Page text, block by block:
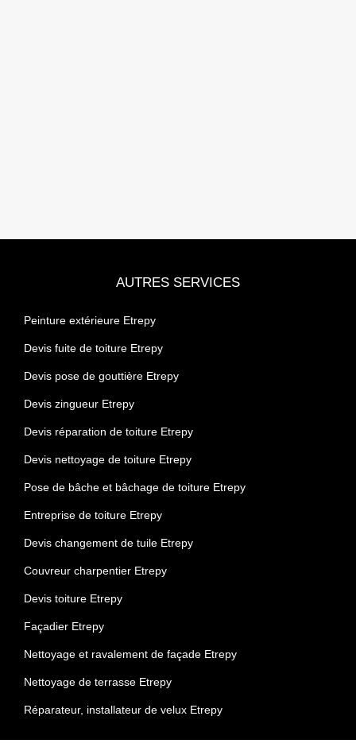
AUTRES SERVICES
Peinture extérieure Etrepy
Devis fuite de toiture Etrepy
Devis pose de gouttière Etrepy
Devis zingueur Etrepy
Devis réparation de toiture Etrepy
Devis nettoyage de toiture Etrepy
Pose de bâche et bâchage de toiture Etrepy
Entreprise de toiture Etrepy
Devis changement de tuile Etrepy
Couvreur charpentier Etrepy
Devis toiture Etrepy
Façadier Etrepy
Nettoyage et ravalement de façade Etrepy
Nettoyage de terrasse Etrepy
Réparateur, installateur de velux Etrepy